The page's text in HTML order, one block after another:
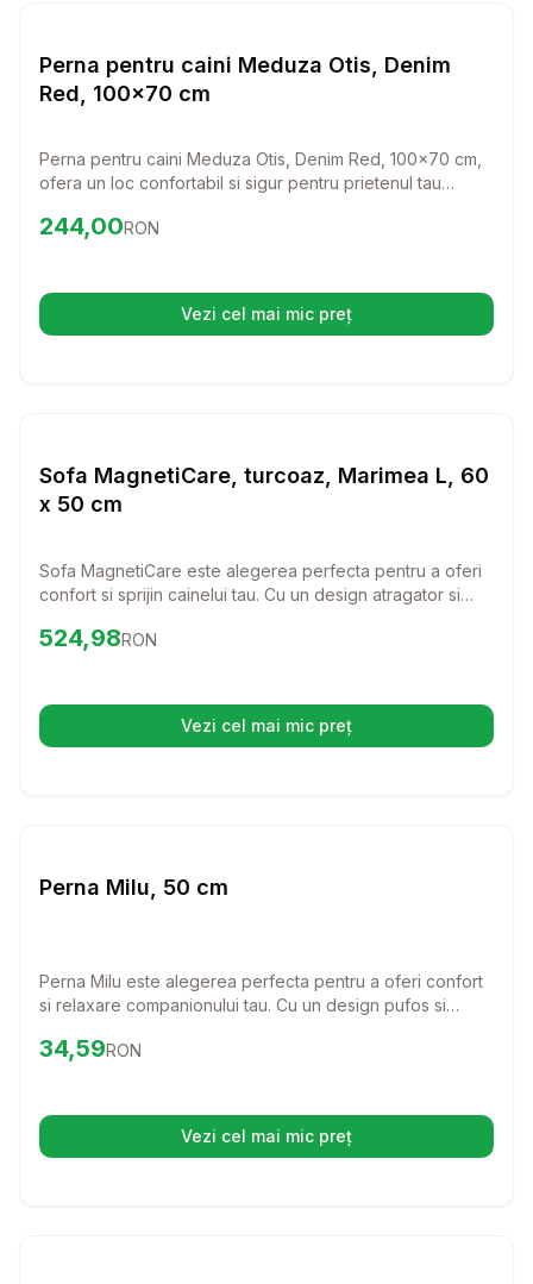
Perna pentru caini Meduza Otis, Denim
Red, 100x70 cm
Perna pentru caini Meduza Otis, Denim Red, 100x70 cm,
ofera un loc confortabil si sigur pentru prietenul tau
aceasta perna devine rapid locul preferat de odihna.
Preț: 244.00 RON
244,00RON
Vezi cel mai mic preț(se deschide într-o filă nouă)
Perne
Sofa MagnetiCare, turcoaz, Marimea L, 60
x 50 cm
Sofa MagnetiCare este alegerea perfecta pentru a oferi
confort si sprijin cainelui tau. Cu un design atragator si
sanatatii si la ameliorarea disconfortului, oferindu-i
Preț: 524.98 RON
524,98RON
Vezi cel mai mic preț(se deschide într-o filă nouă)
Perna Milu, 50 cm
Perna Milu este alegerea perfecta pentru a oferi confort
si relaxare companionului tau. Cu un design pufos si
stil in spatiul vostru. Este usor de intretinut si se poate
Preț:34.59
34,59RON
Vezi cel mai mic preț(se deschide într-o filă nouă)